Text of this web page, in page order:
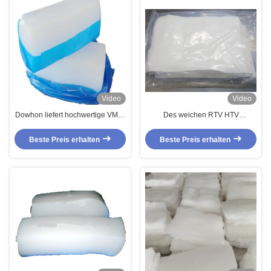
Video
Dowhon liefert hochwertige VMQ-
Industriezweige
Beste Preis erhalten
Video
Des weichen RTV HTV
Silikonkautschuk-Mittels MVQ
Beste Preis erhalten